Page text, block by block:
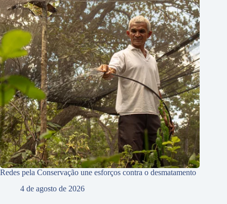
Redes pela Conservação une esforços contra o desmatamento
4 de agosto de 2026